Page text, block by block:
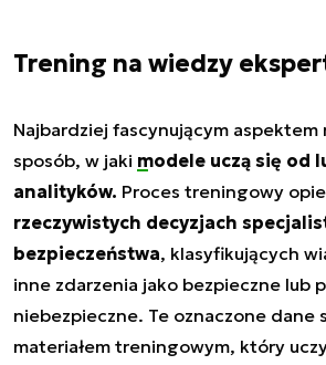
Trening na wiedzy
Najbardziej fascynującym aspektem
sposób, w jaki modele uczą się od
analityków. Proces treningowy
rzeczywistych decyzjach
bezpieczeństwa, klasyfikujących
inne zdarzenia jako bezpieczne lub
niebezpieczne. Te oznaczone dane
materiałem treningowym, który